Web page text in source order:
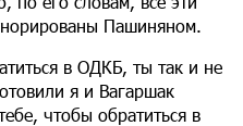
Пашиняном.
в ОДКБ, ты так и не
я и Вагаршак
чтобы обратиться в